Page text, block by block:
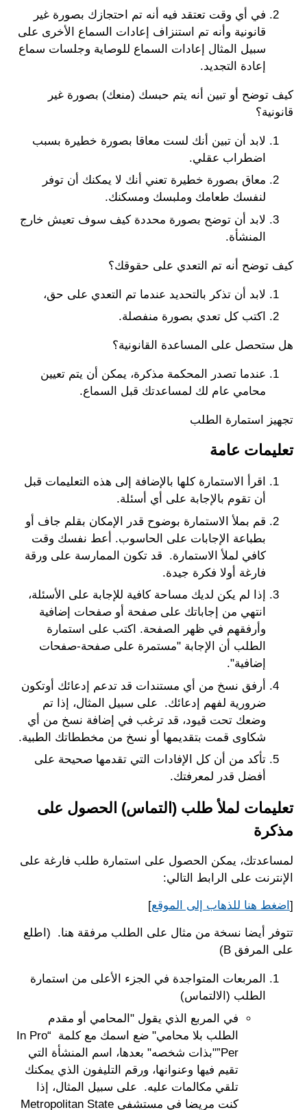
في أي وقت تعتقد فيه أنه تم احتجازك بصورة غير
قانونية وأنه تم استنزاف إعادات السماع الأخرى على
سبيل المثال إعادات السماع للوصاية وجلسات سماع
إعادة التجديد.
كيف توضح أو تبين أنه يتم حبسك (منعك) بصورة غير
قانونية؟
لابد أن تبين أنك لست معاقا بصورة خطيرة بسبب
اضطراب عقلي.
معاق بصورة خطيرة تعني أنك لا يمكنك أن توفر
لنفسك طعامك وملبسك ومسكنك.
لابد أن توضح بصورة محددة كيف سوف تعيش خارج
المنشأة.
كيف توضح أنه تم التعدي على حقوقك؟
لابد أن تذكر بالتحديد عندما تم التعدي على حق،
اكتب كل تعدي بصورة منفصلة.
هل ستحصل على المساعدة القانونية؟
عندما تصدر المحكمة مذكرة، يمكن أن يتم تعيين
محامي عام لك لمساعدتك قبل السماع.
تجهيز استمارة الطلب
تعليمات عامة
اقرأ الاستمارة كلها بالإضافة إلى هذه التعليمات قبل
أن تقوم بالإجابة على أي أسئلة.
قم بملأ الاستمارة بوضوح قدر الإمكان بقلم جاف أو
بطباعة الإجابات على الحاسوب. أعط نفسك وقت
كافي لملأ الاستمارة. قد تكون الممارسة على ورقة
فارغة أولا فكرة جيدة.
إذا لم يكن لديك مساحة كافية للإجابة على الأسئلة،
انتهي من إجاباتك على صفحة أو صفحات إضافية
وأرفقهم في ظهر الصفحة. اكتب على استمارة
الطلب أن الإجابة "مستمرة على صفحة-صفحات
إضافية".
أرفق نسخ من أي مستندات قد تدعم إدعائك أوتكون
ضرورية لفهم إدعائك. على سبيل المثال، إذا تم
وضعك تحت قيود، قد ترغب في إضافة نسخ من أي
شكاوى قمت بتقديمها أو نسخ من مخططاتك الطبية.
تأكد من أن كل الإفادات التي تقدمها صحيحة على
أفضل قدر لمعرفتك.
تعليمات لملأ طلب (التماس) الحصول على
مذكرة
لمساعدتك، يمكن الحصول على استمارة طلب فارغة على
الإنترنت على الرابط التالي:
[ اضغط هنا للذهاب إلى الموقع]
تتوفر أيضا نسخة من مثال على الطلب مرفقة هنا. (اطلع
على المرفق B)
المربعات المتواجدة في الجزء الأعلى من استمارة
الطلب (الالتماس)
في المربع الذي يقول "المحامي أو مقدم
الطلب بلا محامي" ضع اسمك مع كلمة “In Pro
Per”"بذات شخصه" بعدها، اسم المنشأة التي
تقيم فيها وعنوانها، ورقم التليفون الذي يمكنك
تلقي مكالمات عليه. على سبيل المثال، إذا
كنت مريضا في مستشفى Metropolitan State